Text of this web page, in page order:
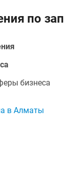
по
бизнеса
в Алматы